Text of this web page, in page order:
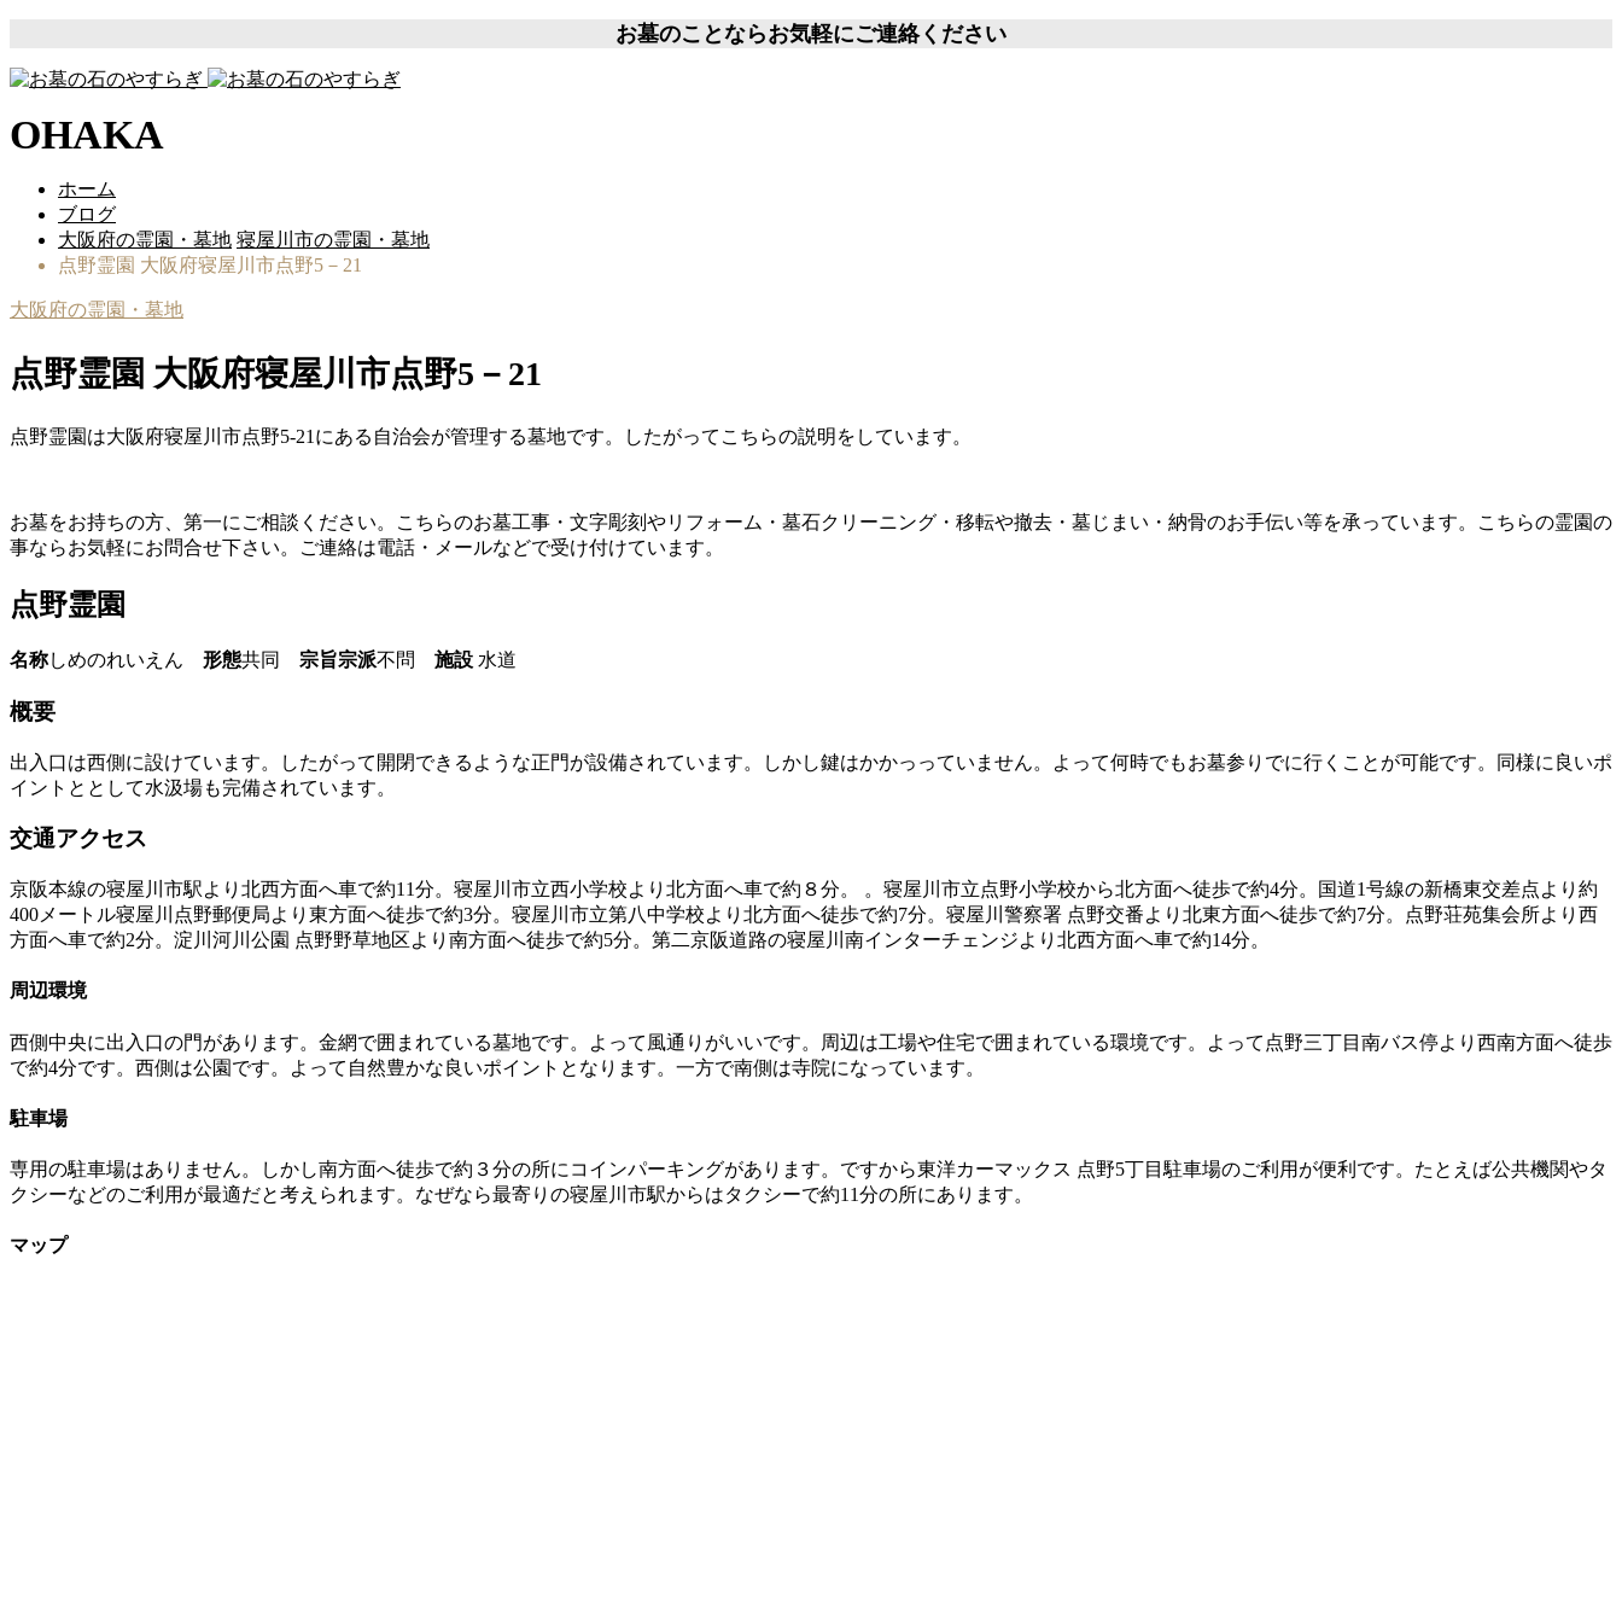
お墓のことならお気軽にご連絡ください
OHAKA
ホーム
ブログ
大阪府の霊園・墓地 寝屋川市の霊園・墓地
点野霊園 大阪府寝屋川市点野5－21
大阪府の霊園・墓地
点野霊園 大阪府寝屋川市点野5－21
点野霊園は大阪府寝屋川市点野5-21にある自治会が管理する墓地です。したがってこちらの説明をしています。
お墓をお持ちの方、第一にご相談ください。こちらのお墓工事・文字彫刻やリフォーム・墓石クリーニング・移転や撤去・墓じまい・納骨のお手伝い等を承っています。こちらの霊園の
事ならお気軽にお問合せ下さい。ご連絡は電話・メールなどで受け付けています。
点野霊園
名称しめのれいえん 形態共同 宗旨宗派不問 施設 水道
概要
出入口は西側に設けています。したがって開閉できるような正門が設備されています。しかし鍵はかかっっていません。よって何時でもお墓参りでに行くことが可能です。同様に良いポ
イントととして水汲場も完備されています。
交通アクセス
京阪本線の寝屋川市駅より北西方面へ車で約11分。寝屋川市立西小学校より北方面へ車で約８分。 。寝屋川市立点野小学校から北方面へ徒歩で約4分。国道1号線の新橋東交差点より約
400メートル寝屋川点野郵便局より東方面へ徒歩で約3分。寝屋川市立第八中学校より北方面へ徒歩で約7分。寝屋川警察署 点野交番より北東方面へ徒歩で約7分。点野荘苑集会所より西
方面へ車で約2分。淀川河川公園 点野野草地区より南方面へ徒歩で約5分。第二京阪道路の寝屋川南インターチェンジより北西方面へ車で約14分。
周辺環境
西側中央に出入口の門があります。金網で囲まれている墓地です。よって風通りがいいです。周辺は工場や住宅で囲まれている環境です。よって点野三丁目南バス停より西南方面へ徒歩
で約4分です。西側は公園です。よって自然豊かな良いポイントとなります。一方で南側は寺院になっています。
駐車場
専用の駐車場はありません。しかし南方面へ徒歩で約３分の所にコインパーキングがあります。ですから東洋カーマックス 点野5丁目駐車場のご利用が便利です。たとえば公共機関やタ
クシーなどのご利用が最適だと考えられます。なぜなら最寄りの寝屋川市駅からはタクシーで約11分の所にあります。
マップ